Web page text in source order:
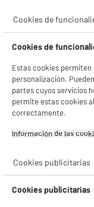
Plus produit balisage
Características
Référence
Peso neto
Nombre del fabricante,
registrada
correo electrónico
Cookies de
Cookies de
Estas cookies
personalización.
partes cuyos servicios
permite estas cookies
correctamente.
Información de las
Cookies publicitarias
Cookies publicitarias